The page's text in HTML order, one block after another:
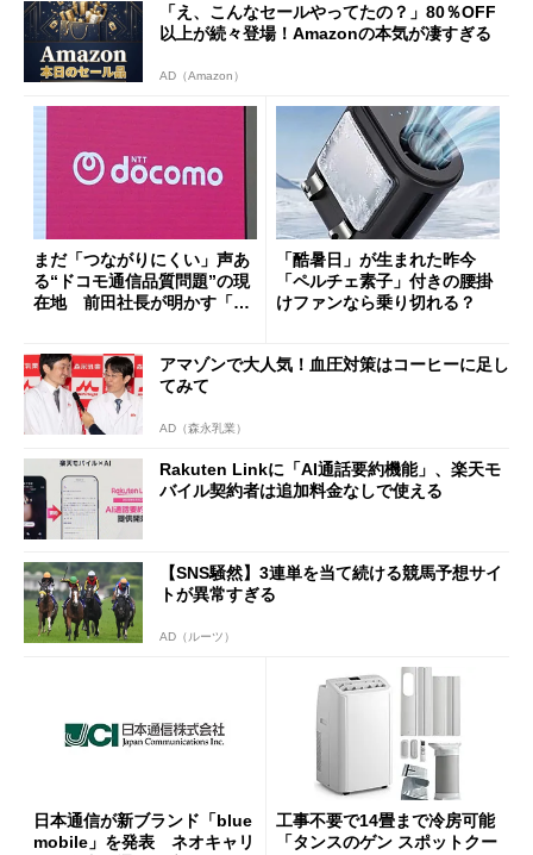
「え、こんなセールやってたの？」80％OFF
以上が続々登場！Amazonの本気が凄すぎる
AD（Amazon）
まだ「つながりにくい」声あ
る“ドコモ通信品質問題”の現
在地 前田社長が明かす「道
「酷暑日」が生まれた昨今
「ペルチェ素子」付きの腰掛
けファンなら乗り切れる？
アマゾンで大人気！血圧対策はコーヒーに足し
てみて
AD（森永乳業）
Rakuten Linkに「AI通話要約機能」、楽天モ
バイル契約者は追加料金なしで使える
【SNS騒然】3連単を当て続ける競馬予想サイ
トが異常すぎる
AD（ルーツ）
日本通信が新ブランド「blue
mobile」を発表 ネオキャリ
工事不要で14畳まで冷房可能
「タンスのゲン スポットクー